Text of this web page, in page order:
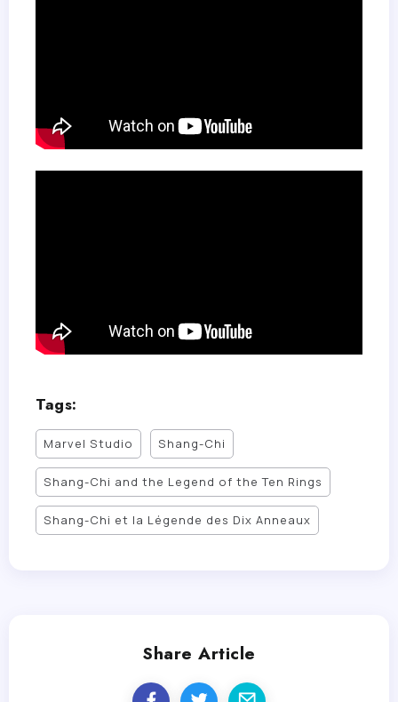
Tags:
Marvel Studio Shang-Chi
Shang-Chi and the Legend of the Ten Rings
Shang-Chi et la Légende des Dix Anneaux
Share Article